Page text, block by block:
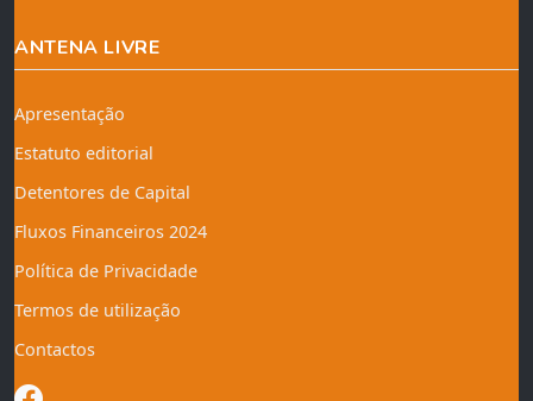
ANTENA LIVRE
Apresentação
Estatuto editorial
Detentores de Capital
Fluxos Financeiros 2024
Política de Privacidade
Termos de utilização
Contactos